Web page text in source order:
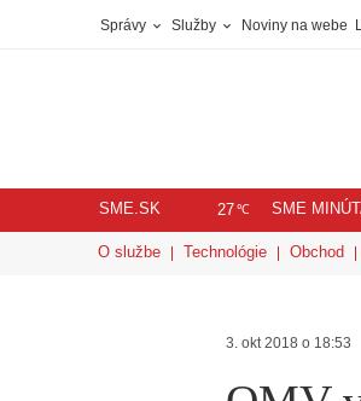
Správy Služby Noviny na webe
SME.SK 27℃ SME
O službe Technológie Obchod
3. okt 2018 o 18:53